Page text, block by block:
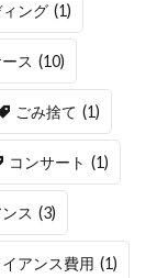
ング (1)
ス (10)
ごみ捨て (1)
コンサート (1)
ス (3)
アンス費用 (1)